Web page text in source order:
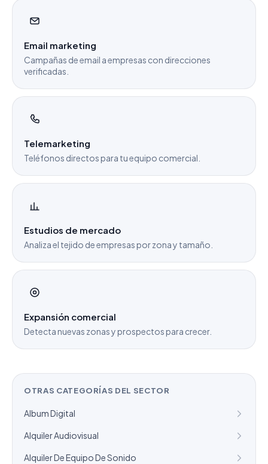
Email marketing
Campañas de email a empresas con direcciones
verificadas.
Telemarketing
Teléfonos directos para tu equipo comercial.
Estudios de mercado
Analiza el tejido de empresas por zona y tamaño.
Expansión comercial
Detecta nuevas zonas y prospectos para crecer.
OTRAS CATEGORÍAS DEL SECTOR
Album Digital
Alquiler Audiovisual
Alquiler De Equipo De Sonido